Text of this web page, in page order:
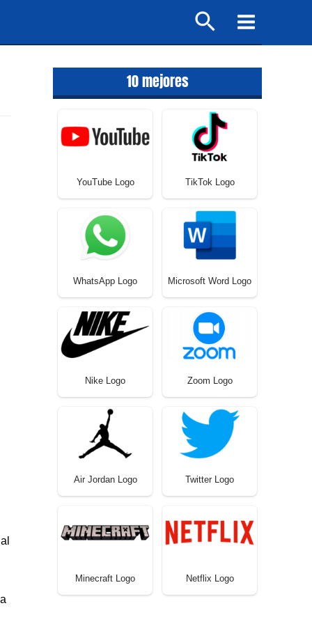
Buscar
Main
Menu
10 mejores
YouTube Logo TikTok Logo
WhatsApp Logo Microsoft Word Logo
Nike Logo Zoom Logo
Air Jordan Logo Twitter Logo
Minecraft Logo Netflix Logo